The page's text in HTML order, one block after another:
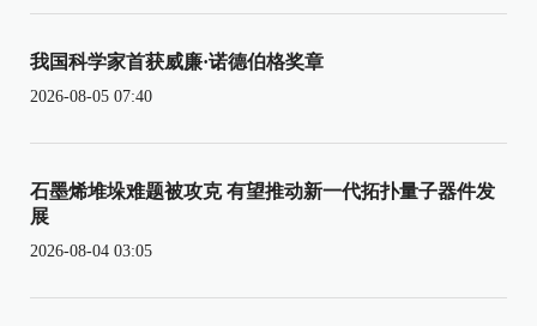
我国科学家首获威廉·诺德伯格奖章
2026-08-05 07:40
石墨烯堆垛难题被攻克 有望推动新一代拓扑量子器件发
展
2026-08-04 03:05